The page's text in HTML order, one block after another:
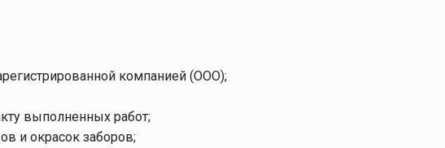
компанией (ООО);
выполненных работ;
и окрасок заборов;